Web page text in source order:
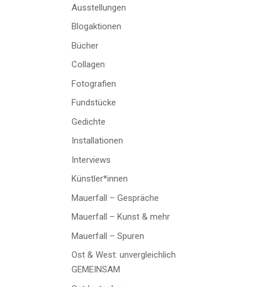
Ausstellungen
Blogaktionen
Bücher
Collagen
Fotografien
Fundstücke
Gedichte
Installationen
Interviews
Künstler*innen
Mauerfall – Gespräche
Mauerfall – Kunst & mehr
Mauerfall – Spuren
Ost & West: unvergleichlich
GEMEINSAM